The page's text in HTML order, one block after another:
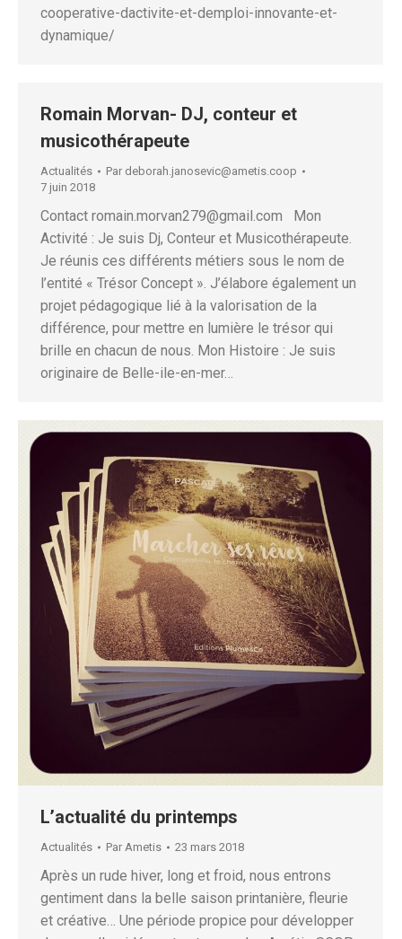
cooperative-dactivite-et-demploi-innovante-et-
dynamique/
Romain Morvan- DJ, conteur et
musicothérapeute
Actualités Par deborah.janosevic@ametis.coop
7 juin 2018
Contact romain.morvan279@gmail.com Mon
Activité : Je suis Dj, Conteur et Musicothérapeute.
Je réunis ces différents métiers sous le nom de
l’entité « Trésor Concept ». J’élabore également un
projet pédagogique lié à la valorisation de la
différence, pour mettre en lumière le trésor qui
brille en chacun de nous. Mon Histoire : Je suis
originaire de Belle-ile-en-mer…
L’actualité du printemps
Actualités Par Ametis 23 mars 2018
Après un rude hiver, long et froid, nous entrons
gentiment dans la belle saison printanière, fleurie
et créative… Une période propice pour développer